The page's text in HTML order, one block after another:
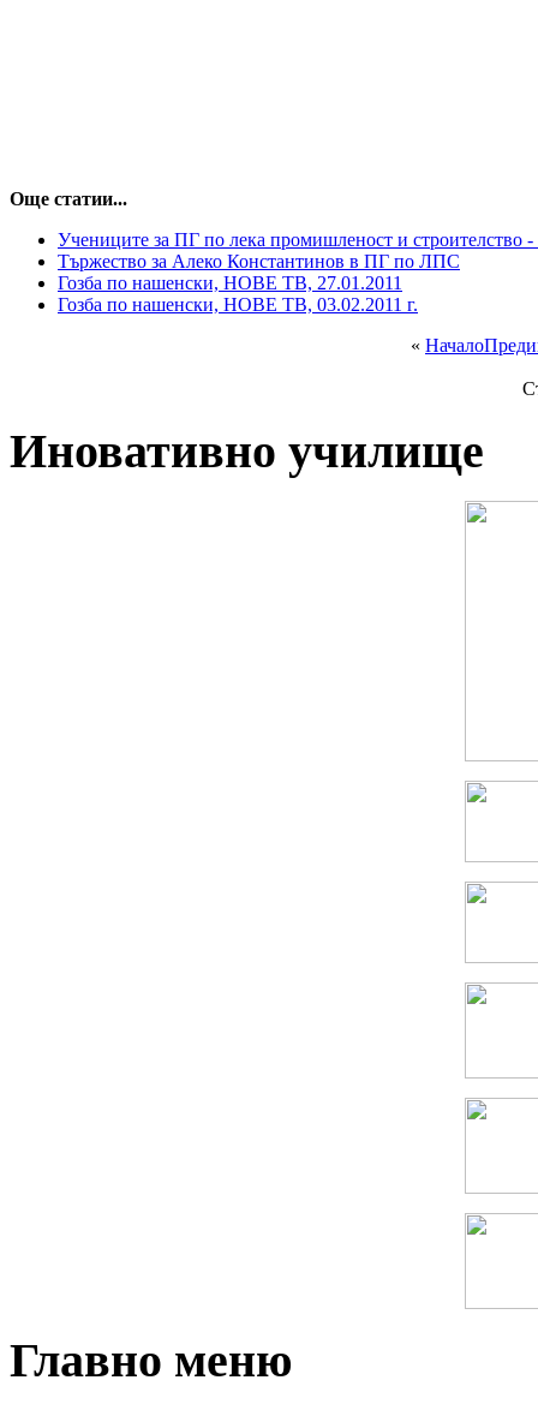
Още статии...
Учениците за ПГ по лека промишленост и строителство
Тържество за Алеко Константинов в ПГ по ЛПС
Гозба по нашенски, НОВЕ ТВ, 27.01.2011
Гозба по нашенски, НОВЕ ТВ, 03.02.2011 г.
« Начало
Иновативно училище
Главно меню